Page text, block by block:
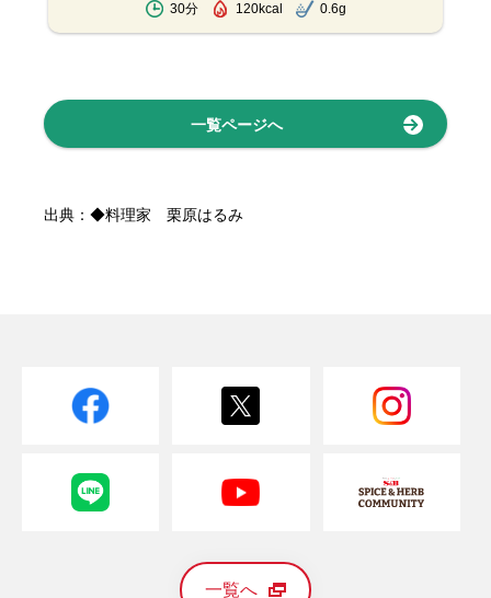
30分 120kcal 0.6g
一覧ページへ
出典：◆料理家 栗原はるみ
一覧へ